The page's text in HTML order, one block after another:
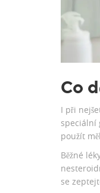
Co
I při
speciální
použít
Běžné
se